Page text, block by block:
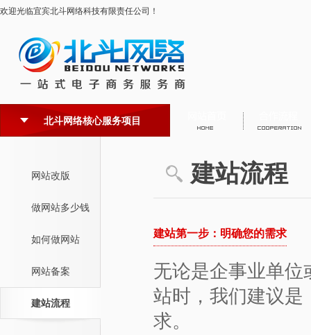
欢迎光临宜宾北斗网络科技有限责任公司！
北斗网络核心服务项目
网站改版
做网站多少钱
如何做网站
网站备案
建站流程
建站流程
建站第一步：明确您的需求
无论是企事业单位
站时，我们建议是
求。